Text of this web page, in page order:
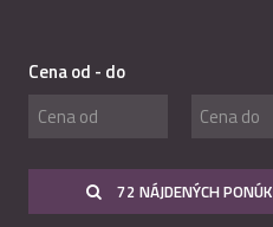
Cena od - do
72 NÁJDENÝCH PONÚK